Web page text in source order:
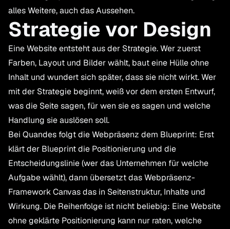
alles Weitere, auch das Aussehen.
Strategie vor Design
Eine Website entsteht aus der Strategie. Wer zuerst
Farben, Layout und Bilder wählt, baut eine Hülle ohne
Inhalt und wundert sich später, dass sie nicht wirkt. Wer
mit der Strategie beginnt, weiß vor dem ersten Entwurf,
was die Seite sagen, für wen sie es sagen und welche
Handlung sie auslösen soll.
Bei Quandes folgt die Webpräsenz dem Blueprint: Erst
klärt der Blueprint die Positionierung und die
Entscheidungslinie (wer das Unternehmen für welche
Aufgabe wählt), dann übersetzt das Webpräsenz-
Framework Canvas das in Seitenstruktur, Inhalte und
Wirkung. Die Reihenfolge ist nicht beliebig: Eine Website
ohne geklärte Positionierung kann nur raten, welche